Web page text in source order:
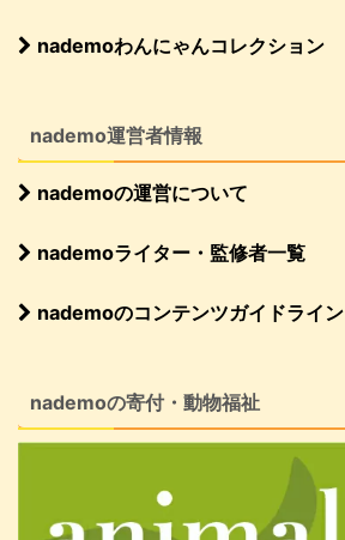
nademoわんにゃんコレクション
nademo運営者情報
nademoの運営について
nademoライター・監修者一覧
nademoのコンテンツガイドライン
nademoの寄付・動物福祉